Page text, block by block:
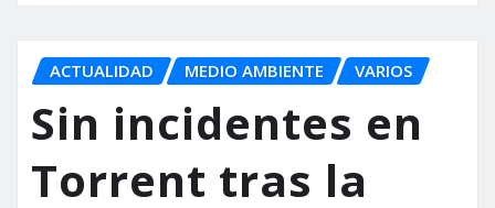
ACTUALIDAD MEDIO AMBIENTE VARIOS
Sin incidentes en
Torrent tras la